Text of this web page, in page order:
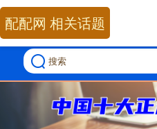
配配网 相关话题